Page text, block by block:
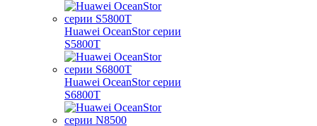
Huawei OceanStor серии
S5800T
Huawei OceanStor серии
S6800T